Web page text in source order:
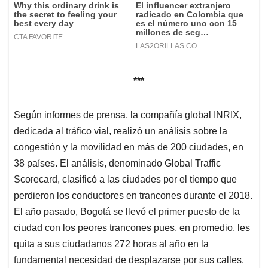
***
Según informes de prensa, la compañía global INRIX,
dedicada al tráfico vial, realizó un análisis sobre la
congestión y la movilidad en más de 200 ciudades, en
38 países. El análisis, denominado Global Traffic
Scorecard, clasificó a las ciudades por el tiempo que
perdieron los conductores en trancones durante el 2018.
El año pasado, Bogotá se llevó el primer puesto de la
ciudad con los peores trancones pues, en promedio, les
quita a sus ciudadanos 272 horas al año en la
fundamental necesidad de desplazarse por sus calles.